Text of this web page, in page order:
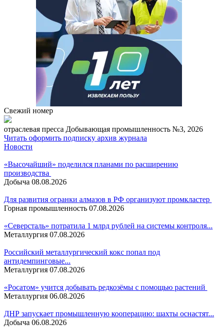
Свежий номер
отраcлевая пресса Добывающая промышленность №3, 2026
Читать оформить подписку архив журнала
Новости
«Высочайший» поделился планами по расширению
производства
Добыча 08.08.2026
Для развития огранки алмазов в РФ организуют промкластер
Горная промышленность 07.08.2026
«Северсталь» потратила 1 млрд рублей на системы контроля...
Металлургия 07.08.2026
Российский металлургический кокс попал под
антидемпинговые...
Металлургия 07.08.2026
«Росатом» учится добывать редкозёмы с помощью растений
Металлургия 06.08.2026
ДНР запускает промышленную кооперацию: шахты оснастят...
Добыча 06.08.2026